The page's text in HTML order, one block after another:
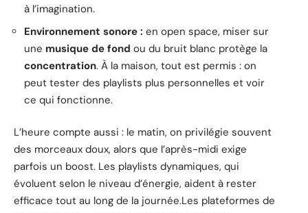
à l’imagination.
Environnement sonore : en open space, miser sur
une musique de fond ou du bruit blanc protège la
concentration. À la maison, tout est permis : on
peut tester des playlists plus personnelles et voir
ce qui fonctionne.
L’heure compte aussi : le matin, on privilégie souvent
des morceaux doux, alors que l’après-midi exige
parfois un boost. Les playlists dynamiques, qui
évoluent selon le niveau d’énergie, aident à rester
efficace tout au long de la journée.Les plateformes de